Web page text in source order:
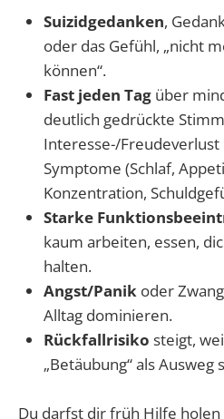
Suizidgedanken,
oder das Gefühl, „nicht
können“.
Fast jeden Tag über
deutlich gedrückte
Interesse-/
Symptome (Schlaf,
Konzentration,
Starke
kaum arbeiten, essen,
halten.
Angst/Panik oder
Alltag dominieren.
Rückfallrisiko steigt,
„Betäubung“ als Ausweg
Du darfst dir früh Hilfe holen